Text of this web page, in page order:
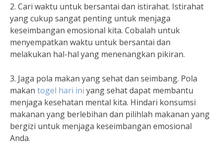
2. Cari waktu untuk bersantai dan istirahat. Istirahat
yang cukup sangat penting untuk menjaga
keseimbangan emosional kita. Cobalah untuk
menyempatkan waktu untuk bersantai dan
melakukan hal-hal yang menenangkan pikiran.
3. Jaga pola makan yang sehat dan seimbang. Pola
makan togel hari ini yang sehat dapat membantu
menjaga kesehatan mental kita. Hindari konsumsi
makanan yang berlebihan dan pilihlah makanan yang
bergizi untuk menjaga keseimbangan emosional
Anda.